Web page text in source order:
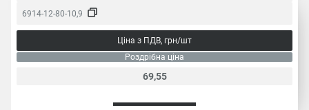
6914-12-80-10,9
Ціна з ПДВ, грн/шт
Роздрібна ціна
69,55